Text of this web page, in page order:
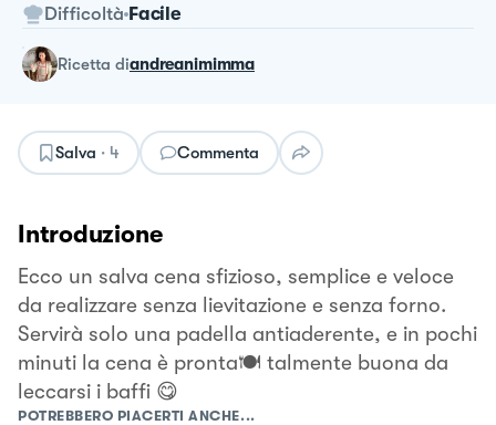
Difficoltà Facile
ricetta diandreanimimma
Salva · 4 Commenta
Introduzione
Ecco un salva cena sfizioso, semplice e veloce
da realizzare senza lievitazione e senza forno.
Servirà solo una padella antiaderente, e in pochi
minuti la cena è pronta🍽️ talmente buona da
leccarsi i baffi 😋
POTREBBERO PIACERTI ANCHE...